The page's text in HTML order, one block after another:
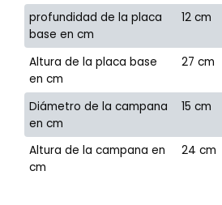
profundidad de la placa
base en cm
12 cm
Altura de la placa base
en cm
27 cm
Diámetro de la campana
en cm
15 cm
Altura de la campana en
cm
24 cm